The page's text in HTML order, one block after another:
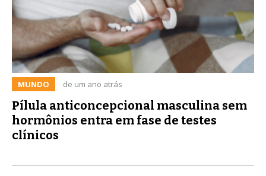
MUNDO de um ano atrás
Pílula anticoncepcional masculina sem
hormônios entra em fase de testes
clínicos